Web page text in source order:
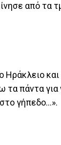
από τα
πάντα
γήπεδο…».